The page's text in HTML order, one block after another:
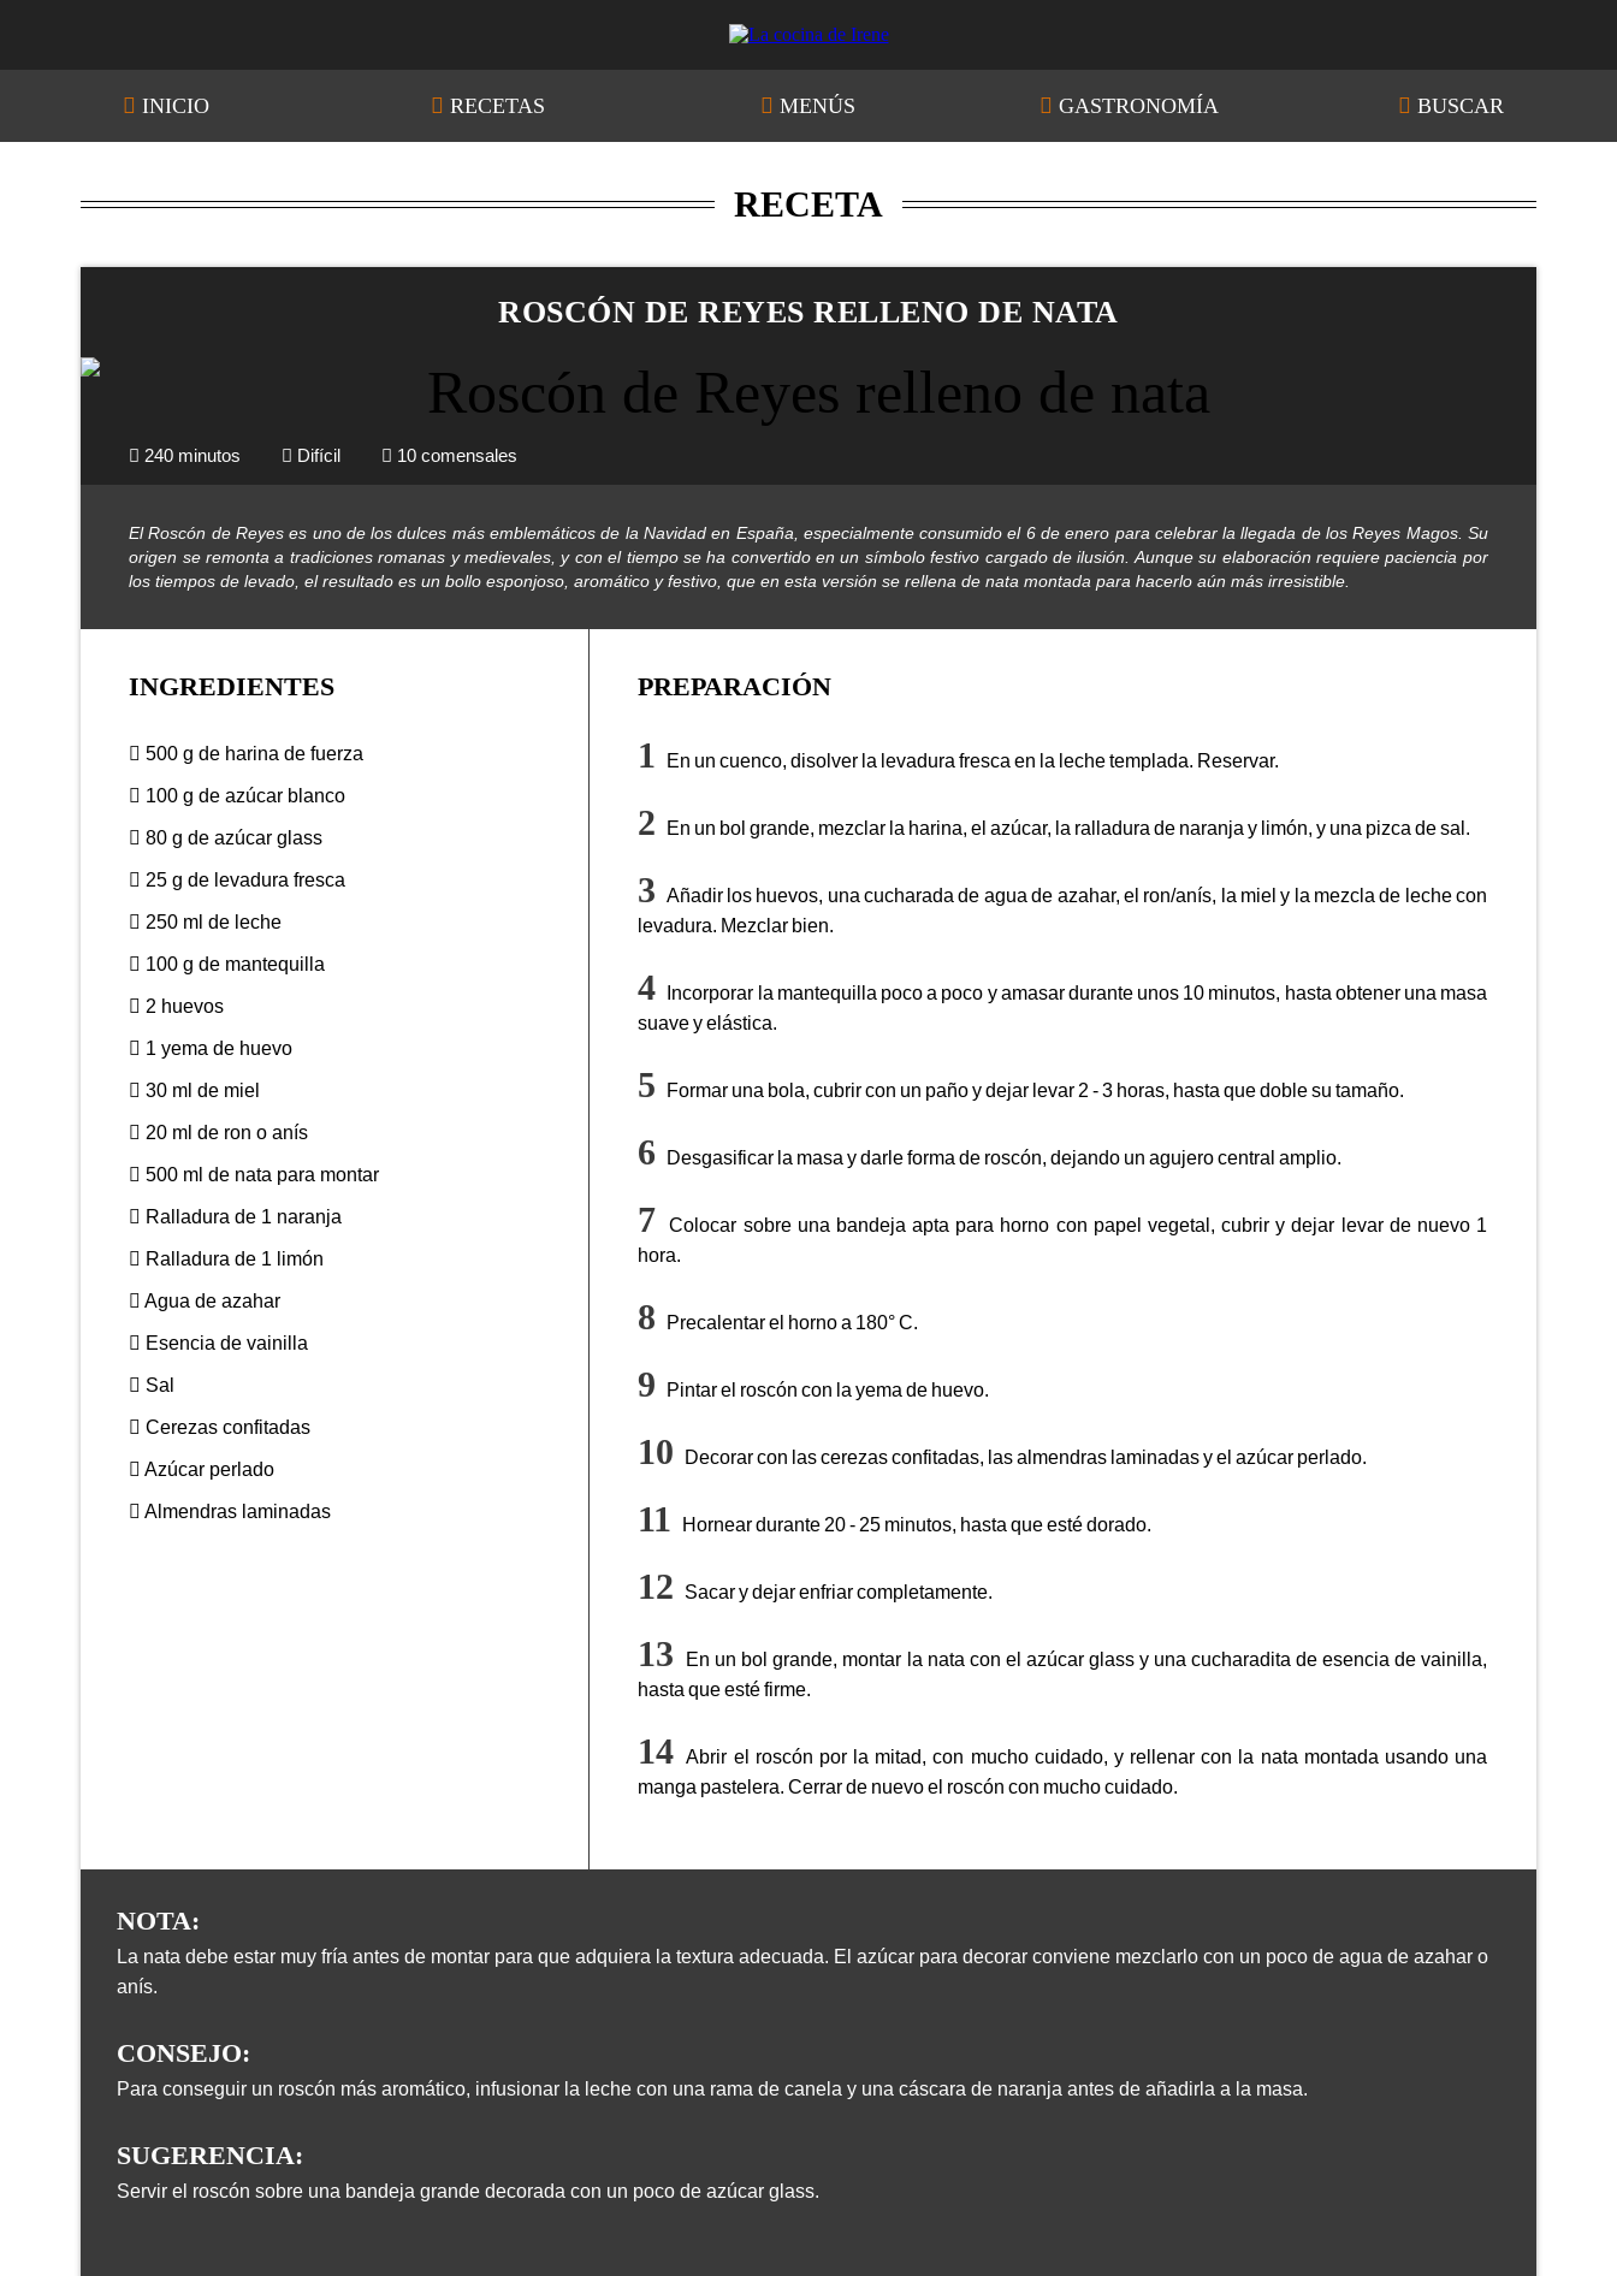
INICIO RECETAS MENÚS GASTRONOMÍA BUSCAR
RECETA
ROSCÓN DE REYES RELLENO DE NATA
240 minutos Difícil 10 comensales
El Roscón de Reyes es uno de los dulces más emblemáticos de la Navidad en España, especialmente consumido el 6 de enero para celebrar la llegada de los Reyes Magos. Su
origen se remonta a tradiciones romanas y medievales, y con el tiempo se ha convertido en un símbolo festivo cargado de ilusión. Aunque su elaboración requiere paciencia por
los tiempos de levado, el resultado es un bollo esponjoso, aromático y festivo, que en esta versión se rellena de nata montada para hacerlo aún más irresistible.
INGREDIENTES
500 g de harina de fuerza
100 g de azúcar blanco
80 g de azúcar glass
25 g de levadura fresca
250 ml de leche
100 g de mantequilla
2 huevos
1 yema de huevo
30 ml de miel
20 ml de ron o anís
500 ml de nata para montar
Ralladura de 1 naranja
Ralladura de 1 limón
Agua de azahar
Esencia de vainilla
Sal
Cerezas confitadas
Azúcar perlado
Almendras laminadas
PREPARACIÓN
En un cuenco, disolver la levadura fresca en la leche templada. Reservar.
En un bol grande, mezclar la harina, el azúcar, la ralladura de naranja y limón, y una pizca de sal.
Añadir los huevos, una cucharada de agua de azahar, el ron/anís, la miel y la mezcla de leche con
levadura. Mezclar bien.
Incorporar la mantequilla poco a poco y amasar durante unos 10 minutos, hasta obtener una masa
suave y elástica.
Formar una bola, cubrir con un paño y dejar levar 2 - 3 horas, hasta que doble su tamaño.
Desgasificar la masa y darle forma de roscón, dejando un agujero central amplio.
Colocar sobre una bandeja apta para horno con papel vegetal, cubrir y dejar levar de nuevo 1
hora.
Precalentar el horno a 180° C.
Pintar el roscón con la yema de huevo.
Decorar con las cerezas confitadas, las almendras laminadas y el azúcar perlado.
Hornear durante 20 - 25 minutos, hasta que esté dorado.
Sacar y dejar enfriar completamente.
En un bol grande, montar la nata con el azúcar glass y una cucharadita de esencia de vainilla,
hasta que esté firme.
Abrir el roscón por la mitad, con mucho cuidado, y rellenar con la nata montada usando una
manga pastelera. Cerrar de nuevo el roscón con mucho cuidado.
NOTA:
La nata debe estar muy fría antes de montar para que adquiera la textura adecuada. El azúcar para decorar conviene mezclarlo con un poco de agua de azahar o
anís.
CONSEJO:
Para conseguir un roscón más aromático, infusionar la leche con una rama de canela y una cáscara de naranja antes de añadirla a la masa.
SUGERENCIA:
Servir el roscón sobre una bandeja grande decorada con un poco de azúcar glass.